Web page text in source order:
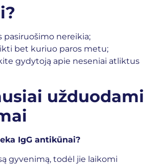
pasiruošimo nereikia;
bet kuriuo paros metu;
gydytoją apie neseniai atliktus
užduodami
IgG antikūnai?
gyvenimą, todėl jie laikomi